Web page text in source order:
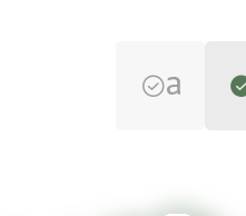
Palestine During